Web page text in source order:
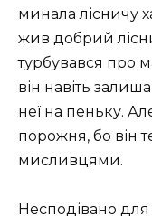
минала лісничу
жив добрий
турбувався про
він навіть
неї на пеньку.
порожня, бо він
мисливцями.
Несподівано